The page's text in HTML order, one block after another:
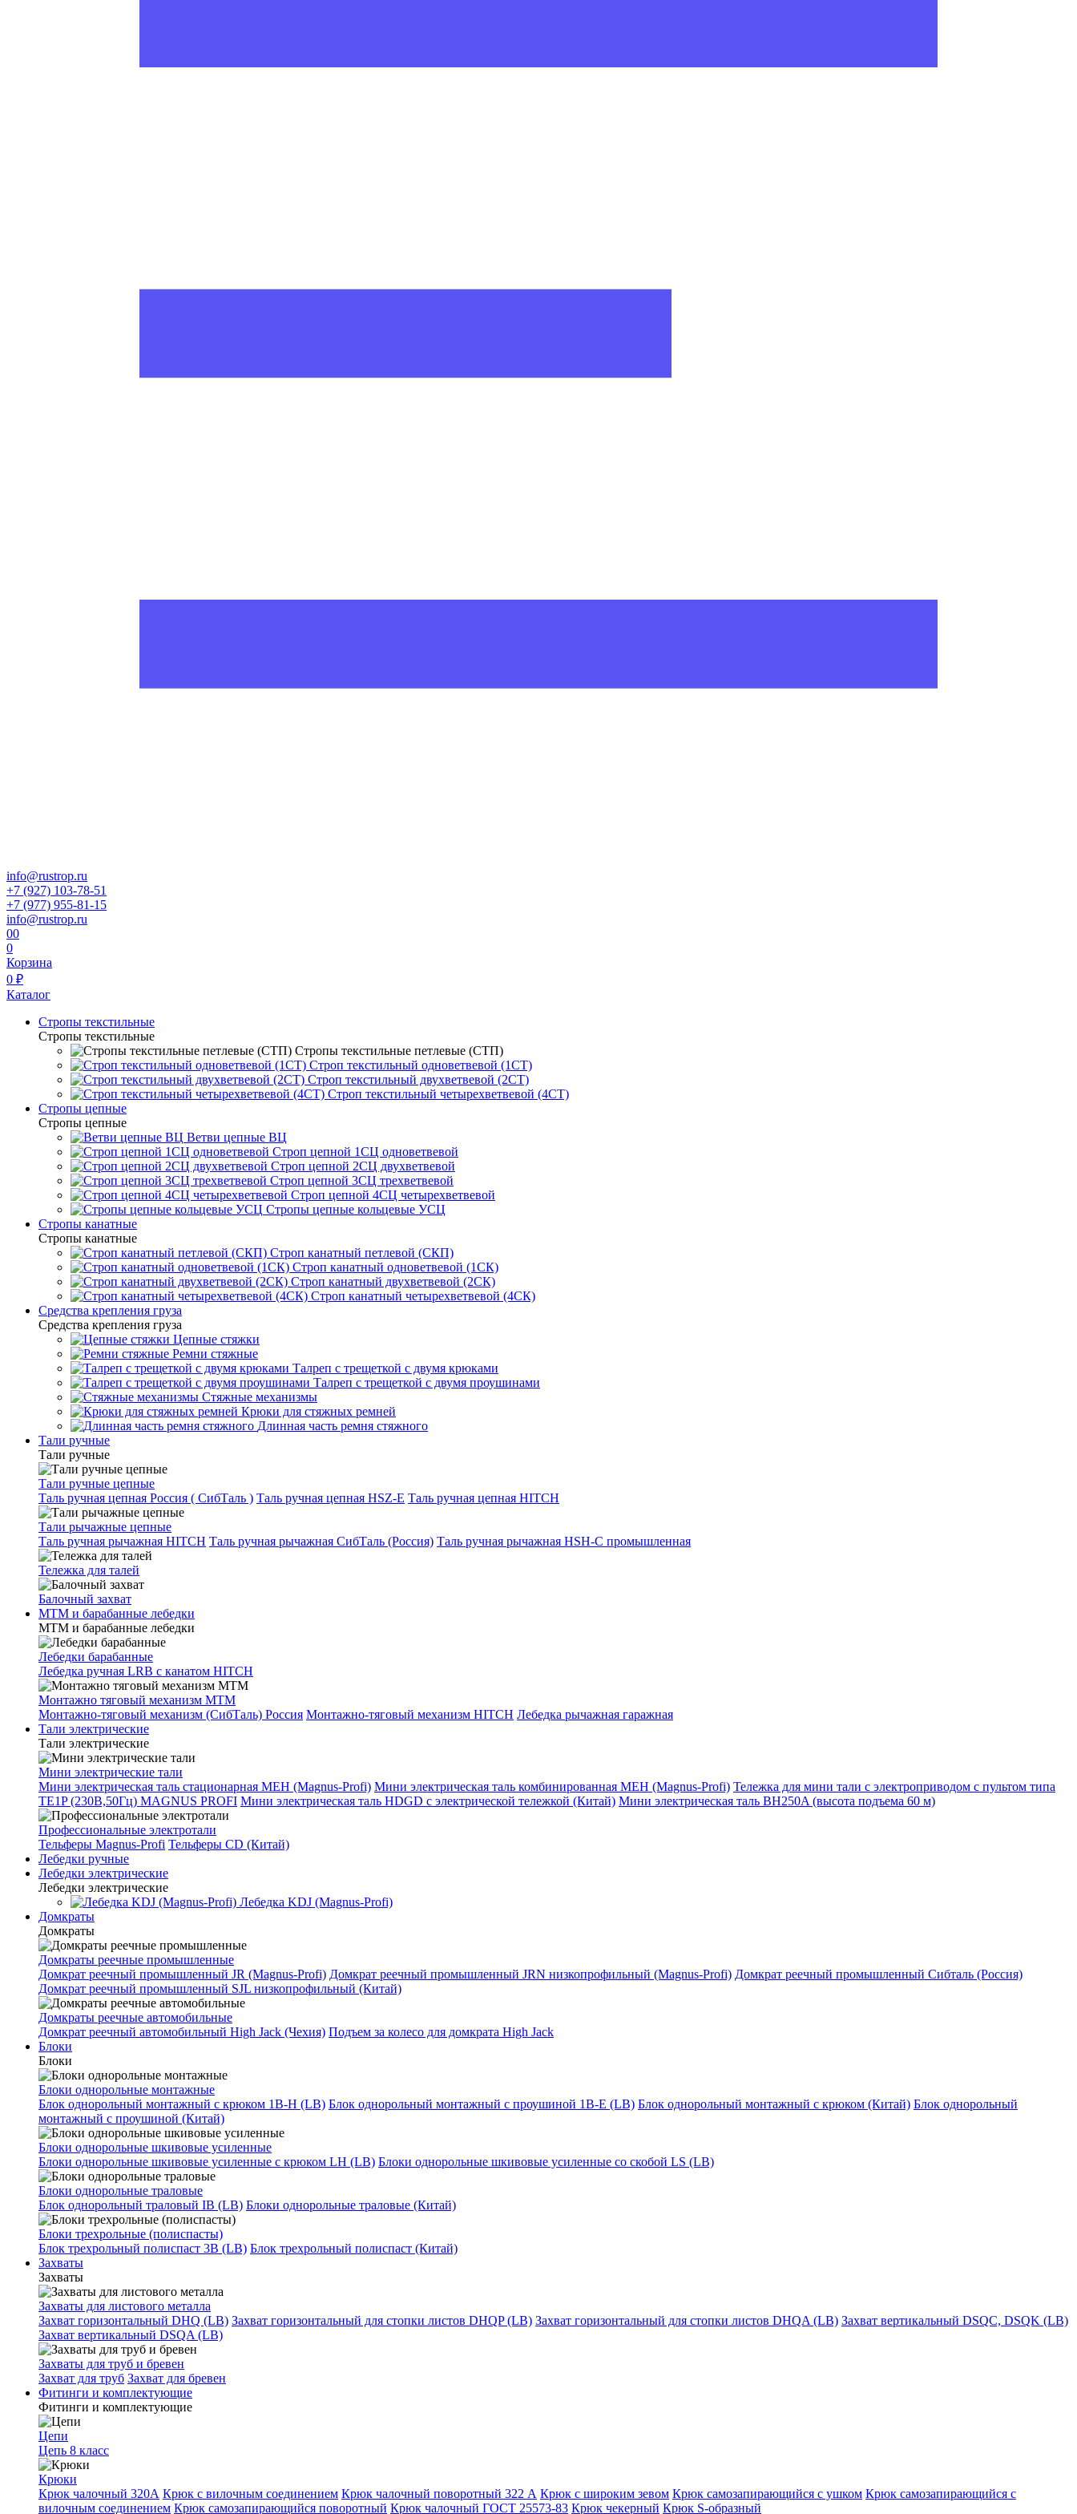
info@rustrop.ru
+7 (927) 103-78-51
+7 (977) 955-81-15
info@rustrop.ru
00
0
Корзина
0 ₽
Каталог
Стропы текстильные
Стропы текстильные
Стропы текстильные петлевые (СТП)
Строп текстильный одноветвевой (1СТ)
Строп текстильный двухветвевой (2СТ)
Строп текстильный четырехветвевой (4СТ)
Стропы цепные
Стропы цепные
Ветви цепные ВЦ
Строп цепной 1СЦ одноветвевой
Строп цепной 2СЦ двухветвевой
Строп цепной 3СЦ трехветвевой
Строп цепной 4СЦ четырехветвевой
Стропы цепные кольцевые УСЦ
Стропы канатные
Стропы канатные
Строп канатный петлевой (СКП)
Строп канатный одноветвевой (1СК)
Строп канатный двухветвевой (2СК)
Строп канатный четырехветвевой (4СК)
Средства крепления груза
Средства крепления груза
Цепные стяжки
Ремни стяжные
Талреп с трещеткой с двумя крюками
Талреп с трещеткой с двумя проушинами
Стяжные механизмы
Крюки для стяжных ремней
Длинная часть ремня стяжного
Тали ручные
Тали ручные
Тали ручные цепные
Таль ручная цепная Россия ( СибТаль ) Таль ручная цепная HSZ-E Таль ручная цепная HITCH
Тали рычажные цепные
Таль ручная рычажная HITCH Таль ручная рычажная СибТаль (Россия) Таль ручная рычажная HSH-C промышленная
Тележка для талей
Балочный захват
МТМ и барабанные лебедки
МТМ и барабанные лебедки
Лебедки барабанные
Лебедка ручная LRB с канатом HITCH
Монтажно тяговый механизм МТМ
Монтажно-тяговый механизм (СибТаль) Россия Монтажно-тяговый механизм HITCH Лебедка рычажная гаражная
Тали электрические
Тали электрические
Мини электрические тали
Мини электрическая таль стационарная МЕН (Magnus-Profi) Мини электрическая таль комбинированная МЕН (Magnus-Profi) Тележка для мини тали с электроприводом с пультом типа
TE1P (230В,50Гц) MAGNUS PROFI Мини электрическая таль HDGD с электрической тележкой (Китай) Мини электрическая таль BH250A (высота подъема 60 м)
Профессиональные электротали
Тельферы Magnus-Profi Тельферы CD (Китай)
Лебедки ручные
Лебедки электрические
Лебедки электрические
Лебедка KDJ (Magnus-Profi)
Домкраты
Домкраты
Домкраты реечные промышленные
Домкрат реечный промышленный JR (Magnus-Profi) Домкрат реечный промышленный JRN низкопрофильный (Magnus-Profi) Домкрат реечный промышленный Сибталь (Россия)
Домкрат реечный промышленный SJL низкопрофильный (Китай)
Домкраты реечные автомобильные
Домкрат реечный автомобильный High Jack (Чехия) Подъем за колесо для домкрата High Jack
Блоки
Блоки
Блоки однорольные монтажные
Блок однорольный монтажный с крюком 1B-H (LB) Блок однорольный монтажный с проушиной 1B-E (LB) Блок однорольный монтажный с крюком (Китай) Блок однорольный
монтажный с проушиной (Китай)
Блоки однорольные шкивовые усиленные
Блоки однорольные шкивовые усиленные с крюком LH (LB) Блоки однорольные шкивовые усиленные со скобой LS (LB)
Блоки однорольные траловые
Блок однорольный траловый IB (LB) Блоки однорольные траловые (Китай)
Блоки трехрольные (полиспасты)
Блок трехрольный полиспаст 3B (LB) Блок трехрольный полиспаст (Китай)
Захваты
Захваты
Захваты для листового металла
Захват горизонтальный DHQ (LB) Захват горизонтальный для стопки листов DHQP (LB) Захват горизонтальный для стопки листов DHQA (LB) Захват вертикальный DSQC, DSQK (LB)
Захват вертикальный DSQA (LB)
Захваты для труб и бревен
Захват для труб Захват для бревен
Фитинги и комплектующие
Фитинги и комплектующие
Цепи
Цепь 8 класс
Крюки
Крюк чалочный 320А Крюк с вилочным соединением Крюк чалочный поворотный 322 А Крюк с широким зевом Крюк самозапирающийся с ушком Крюк самозапирающийся с
вилочным соединением Крюк самозапирающийся поворотный Крюк чалочный ГОСТ 25573-83 Крюк чекерный Крюк S-образный